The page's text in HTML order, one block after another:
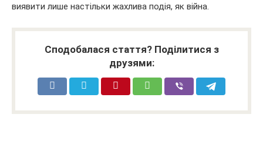
виявити лише настільки жахлива подія, як війна.
Сподобалася стаття? Поділитися з
друзями: